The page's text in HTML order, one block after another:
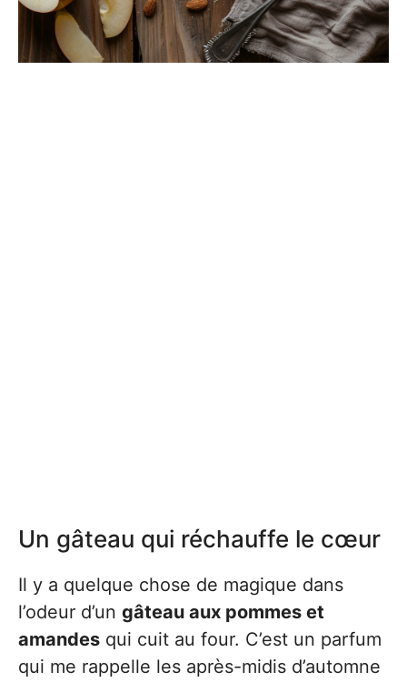
Un gâteau qui réchauffe le cœur
Il y a quelque chose de magique dans
l’odeur d’un gâteau aux pommes et
amandes qui cuit au four. C’est un parfum
qui me rappelle les après-midis d’automne